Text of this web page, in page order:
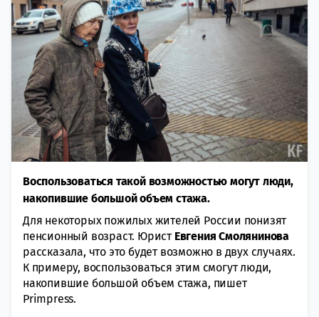
Воспользоваться такой возможностью могут люди,
накопившие большой объем стажа.
Для некоторых пожилых жителей России понизят
пенсионный возраст. Юрист Евгения Смолянинова
рассказала, что это будет возможно в двух случаях.
К примеру, воспользоваться этим смогут люди,
накопившие большой объем стажа, пишет
Primpress.